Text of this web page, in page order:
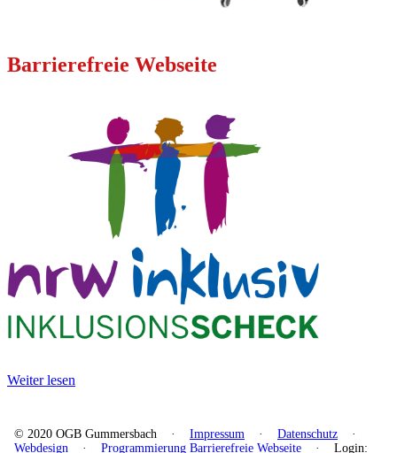
Barrierefreie Webseite
Weiter lesen
© 2020 OGB Gummersbach · Impressum · Datenschutz ·
Webdesign · Programmierung Barrierefreie Webseite · Login: